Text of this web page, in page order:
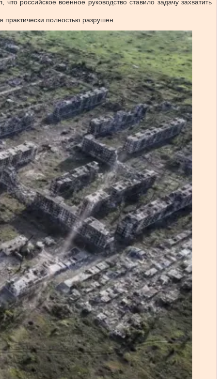
российское военное руководство ставило задачу захватить
полностью разрушен.